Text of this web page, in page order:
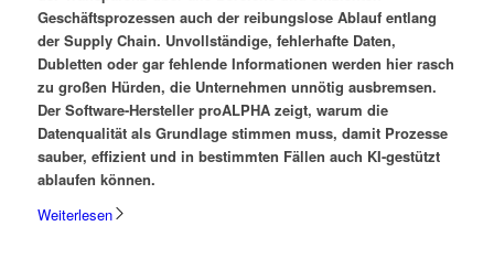
Geschäftsprozessen auch der reibungslose Ablauf entlang
der Supply Chain. Unvollständige, fehlerhafte Daten,
Dubletten oder gar fehlende Informationen werden hier rasch
zu großen Hürden, die Unternehmen unnötig ausbremsen.
Der Software-Hersteller proALPHA zeigt, warum die
Datenqualität als Grundlage stimmen muss, damit Prozesse
sauber, effizient und in bestimmten Fällen auch KI-gestützt
ablaufen können.
Weiterlesen